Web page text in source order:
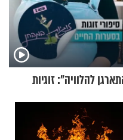
להלוויה": זוגיות